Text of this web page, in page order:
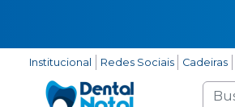
Institucional Redes Sociais Cadeiras